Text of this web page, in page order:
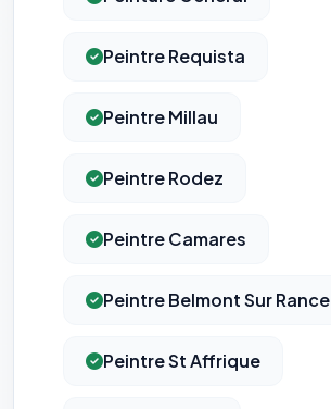
Peintre Requista
Peintre Millau
Peintre Rodez
Peintre Camares
Peintre Belmont Sur Rance
Peintre St Affrique